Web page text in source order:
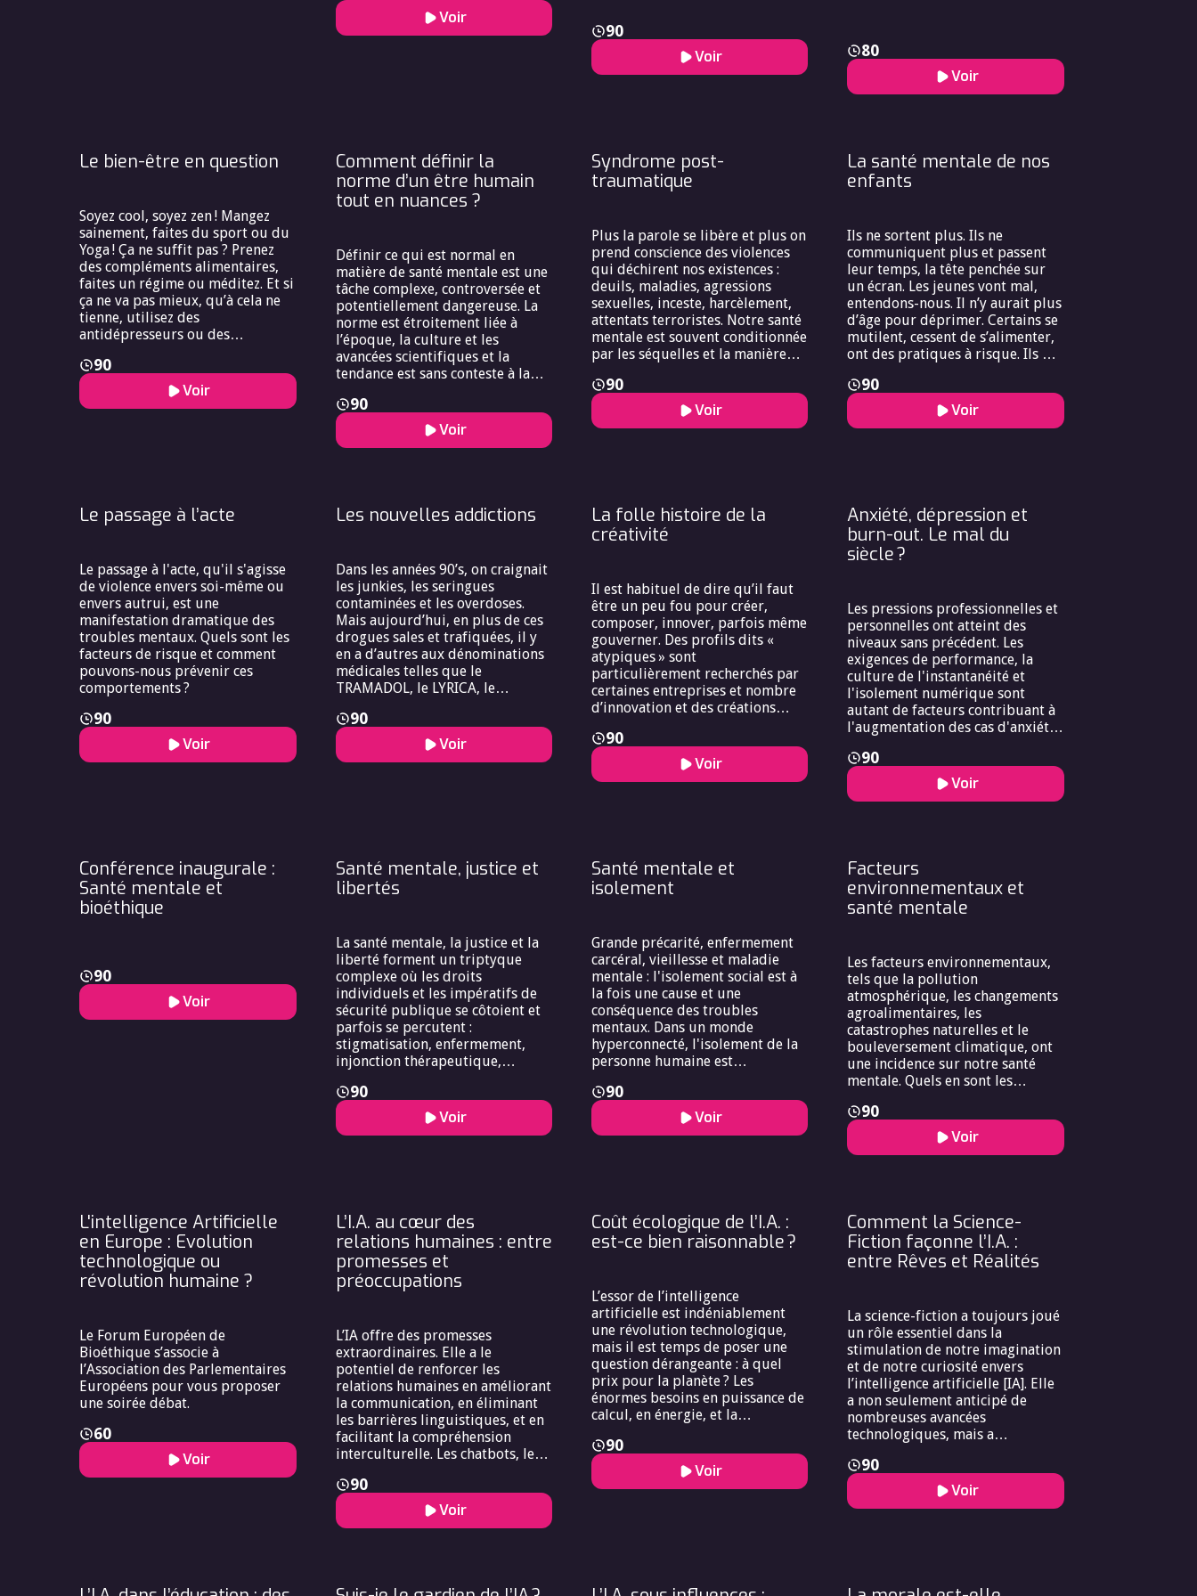
partagée, des politiques
Penser la santé globale, c’est donc
inscrire la bioéthique dans une
perspective élargie, où soigner
les personnes suppose aussi de
préserver l’équilibre de nos
milieux de vie.
liberté de chacun.
comment concilier l’intérêt
général de moderniser les soins
avec l’exigence de justice et de
gouvernance respectueux de la
dignité humaine. La question
devient alors : l’Europe peut-elle,
en matière d’IA et de santé,
puissances mondiales ?
Voir
90
Voir
80
Voir
Le bien-être en question
Soyez cool, soyez zen ! Mangez
sainement, faites du sport ou du
Yoga ! Ça ne suffit pas ? Prenez
des compléments alimentaires,
faites un régime ou méditez. Et si
ça ne va pas mieux, qu’à cela ne
tienne, utilisez des
antidépresseurs ou des
conjugue souvent à l’impératif.
Mais comment pouvons-nous
garantir des pratiques efficaces
90
Voir
Comment définir la
norme d’un être humain
tout en nuances ?
Définir ce qui est normal en
matière de santé mentale est une
tâche complexe, controversée et
potentiellement dangereuse. La
norme est étroitement liée à
l’époque, la culture et les
avancées scientifiques et la
tendance est sans conteste à la
mentale. TDAH, HPI, HPE, TSA, le
normal s’exile souvent dans la
pathologie et la pathologie se
90
Voir
Syndrome post-
traumatique
Plus la parole se libère et plus on
prend conscience des violences
qui déchirent nos existences :
deuils, maladies, agressions
sexuelles, inceste, harcèlement,
attentats terroristes. Notre santé
mentale est souvent conditionnée
par les séquelles et la manière
psychotraumatismes. Cependant,
la discipline est récente et nos
moyens sont limités. Comment
90
Voir
La santé mentale de nos
enfants
Ils ne sortent plus. Ils ne
communiquent plus et passent
leur temps, la tête penchée sur
un écran. Les jeunes vont mal,
entendons-nous. Il n’y aurait plus
d’âge pour déprimer. Certains se
mutilent, cessent de s’alimenter,
ont des pratiques à risque. Ils ne
prêts à tout. Et s’ils n’ont plus
d’espoir, ils rêvent encore d’un
monde meilleur. Est-ce vraiment
prendre la mesure de la
situation. Pourtant, si la jeunesse
est l’avenir du monde, il nous
incombe d’aller voir de plus près
90
Voir
Le passage à l’acte
Le passage à l'acte, qu'il s'agisse
de violence envers soi-même ou
envers autrui, est une
manifestation dramatique des
troubles mentaux. Quels sont les
facteurs de risque et comment
pouvons-nous prévenir ces
comportements ?
90
Voir
Les nouvelles addictions
Dans les années 90’s, on craignait
les junkies, les seringues
contaminées et les overdoses.
Mais aujourd’hui, en plus de ces
drogues sales et trafiquées, il y
en a d’autres aux dénominations
médicales telles que le
TRAMADOL, le LYRICA, le
ailleurs, si les drogues « dures »
n’ont pas disparu, de nouvelles
formes d’addictions se
qu’alimenter un marché du corps
à l’éthique douteuse, et pourtant,
ce que la raison condamne, le
l’ignorer ou pire, en réclamer
davantage.
90
Voir
La folle histoire de la
créativité
Il est habituel de dire qu’il faut
être un peu fou pour créer,
composer, innover, parfois même
gouverner. Des profils dits «
atypiques » sont
particulièrement recherchés par
certaines entreprises et nombre
d’innovation et des créations
le jour sous traitement. Faut-il
un brin de folie pour ensemencer
les mornes plaines de la
90
Voir
Anxiété, dépression et
burn-out. Le mal du
siècle ?
Les pressions professionnelles et
personnelles ont atteint des
niveaux sans précédent. Les
exigences de performance, la
culture de l'instantanéité et
l'isolement numérique sont
autant de facteurs contribuant à
l'augmentation des cas d'anxiété,
causant un problème de santé
publique majeur ainsi qu’un
challenge médical et social.
90
Voir
Conférence inaugurale :
Santé mentale et
bioéthique
90
Voir
Santé mentale, justice et
libertés
La santé mentale, la justice et la
liberté forment un triptyque
complexe où les droits
individuels et les impératifs de
sécurité publique se côtoient et
parfois se percutent :
stigmatisation, enfermement,
injonction thérapeutique,
vidéosurveillance, responsabilité,
expertise, discernement et
politique de santé. En focalisant
que l’on interroge.
90
Voir
Santé mentale et
isolement
Grande précarité, enfermement
carcéral, vieillesse et maladie
mentale : l'isolement social est à
la fois une cause et une
conséquence des troubles
mentaux. Dans un monde
hyperconnecté, l'isolement de la
personne humaine est
augmentation. Quels sont les
effets délétères de l'isolement
sur la santé mentale et quels sont
soutien communautaire ?
90
Voir
Facteurs
environnementaux et
santé mentale
Les facteurs environnementaux,
tels que la pollution
atmosphérique, les changements
agroalimentaires, les
catastrophes naturelles et le
bouleversement climatique, ont
une incidence sur notre santé
mentale. Quels en sont les
peuvent être prises les atténuer ?
90
Voir
L'intelligence Artificielle
en Europe : Evolution
technologique ou
révolution humaine ?
Le Forum Européen de
Bioéthique s’associe à
l’Association des Parlementaires
Européens pour vous proposer
une soirée débat.
60
Voir
L’I.A. au cœur des
relations humaines : entre
promesses et
préoccupations
L’IA offre des promesses
extraordinaires. Elle a le
potentiel de renforcer les
relations humaines en améliorant
la communication, en éliminant
les barrières linguistiques, et en
facilitant la compréhension
interculturelle. Les chatbots, les
traducteurs automatiques sont
autant d’exemples d’IA qui
peuvent rapprocher les
des sentiments d’attachement et
90
Voir
Coût écologique de l’I.A. :
est-ce bien raisonnable ?
L’essor de l’intelligence
artificielle est indéniablement
une révolution technologique,
mais il est temps de poser une
question dérangeante : à quel
prix pour la planète ? Les
énormes besoins en puissance de
calcul, en énergie, et la
électroniques engendrés par les
data center alimentant l’IA posent
un défi majeur à notre
avancés, nous devons nous
90
Voir
Comment la Science-
Fiction façonne l’I.A. :
entre Rêves et Réalités
La science-fiction a toujours joué
un rôle essentiel dans la
stimulation de notre imagination
et de notre curiosité envers
l’intelligence artificielle [IA]. Elle
a non seulement anticipé de
nombreuses avancées
technologiques, mais a
notre perception de l’IA. «
Neuromancien » de William
Gibson [1984] a popularisé le
domaine de la simulation et de
90
Voir